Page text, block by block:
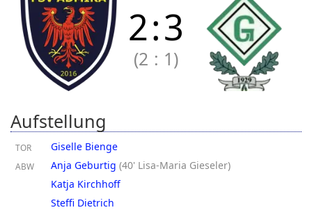
2:3
(2 : 1)
Aufstellung
TOR Giselle Bienge
ABW Anja Geburtig (40' Lisa-Maria Gieseler)
Katja Kirchhoff
Steffi Dietrich